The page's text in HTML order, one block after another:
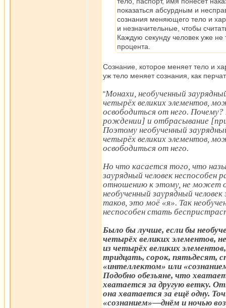
показаться абсурдным и
сознания меняющего тело и
и незначительные, чтобы
Каждую секунду человек уже
процента.
Сознание, которое меняет тело и
уж тело меняет сознания, как
"Монахи, необученный
четырёх великих элементов,
освободиться от него.
рождении] и отбрасывание
Поэтому необученный
четырёх великих элементов,
освободиться от него.
Но что касается того, что
заурядный человек
отношению к этому, не может
необученный заурядный
таков, это моё «я». Так
неспособен стать
Было бы лучше, если бы
четырёх великих элементов,
из четырёх великих
тридцать, сорок, пятьдесят,
«интеллектом» или
Подобно обезьяне, что
хватается за другую ветку.
она хватается за ещё одну.
«сознанием»—днём и ночью